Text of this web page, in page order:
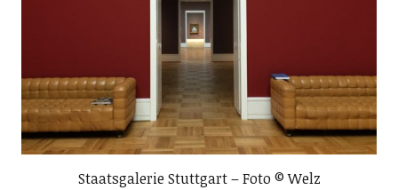
Staatsgalerie Stuttgart – Foto © Welz